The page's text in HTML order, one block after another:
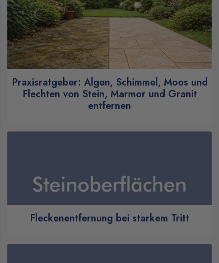
Praxisratgeber: Algen, Schimmel, Moos und
Flechten von Stein, Marmor und Granit
entfernen
Fleckenentfernung bei starkem Tritt